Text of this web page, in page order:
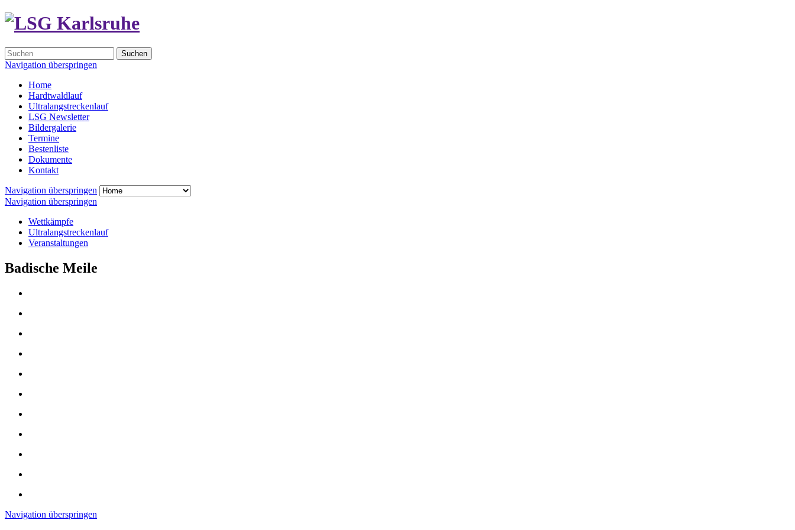
Suchen
Navigation überspringen
Home
Hardtwaldlauf
Ultralangstreckenlauf
LSG Newsletter
Bildergalerie
Termine
Bestenliste
Dokumente
Kontakt
Navigation überspringen
Navigation überspringen
Wettkämpfe
Ultralangstreckenlauf
Veranstaltungen
Badische Meile
Navigation überspringen